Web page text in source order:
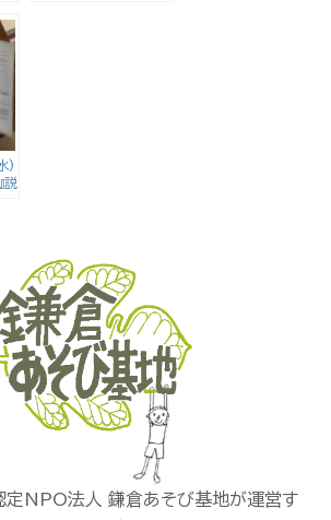
)
説
認定NPO法人 鎌倉あそび基地が運営す